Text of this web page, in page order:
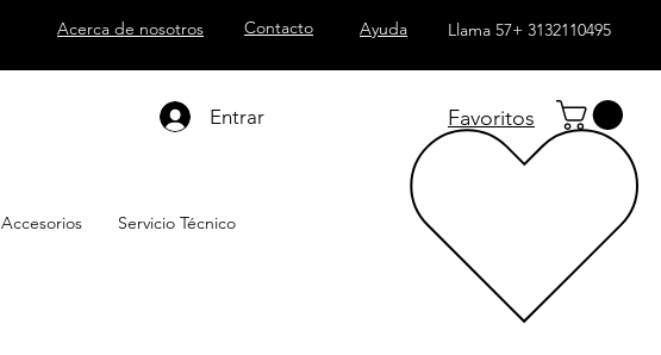
Acerca de nosotros Contacto Ayuda Llama 57+ 3132110495
Entrar Favoritos
Accesorios Servicio Técnico